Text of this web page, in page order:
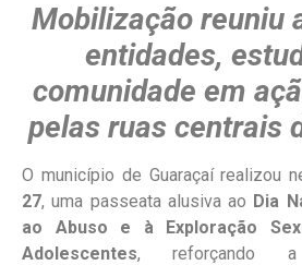
Mobilização reuniu
entidades,
comunidade em
pelas ruas centrais
O município de Guaraçaí realizou
27, uma passeata alusiva ao Dia
ao Abuso e à Exploração
Adolescentes, reforçando a